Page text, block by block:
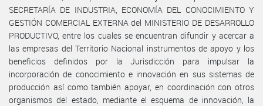
SECRETARÍA DE INDUSTRIA, ECONOMÍA DEL CONOCIMIENTO Y
GESTIÓN COMERCIAL EXTERNA del MINISTERIO DE DESARROLLO
PRODUCTIVO, entre los cuales se encuentran difundir y acercar a
las empresas del Territorio Nacional instrumentos de apoyo y los
beneficios definidos por la Jurisdicción para impulsar la
incorporación de conocimiento e innovación en sus sistemas de
producción así como también apoyar, en coordinación con otros
organismos del estado, mediante el esquema de innovación, la